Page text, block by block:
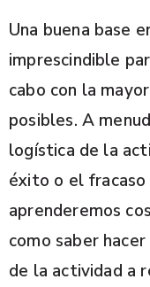
Una buena base
imprescindible
cabo con la
posibles. A
logística de la
éxito o el fracaso
aprenderemos
como saber
de la actividad a